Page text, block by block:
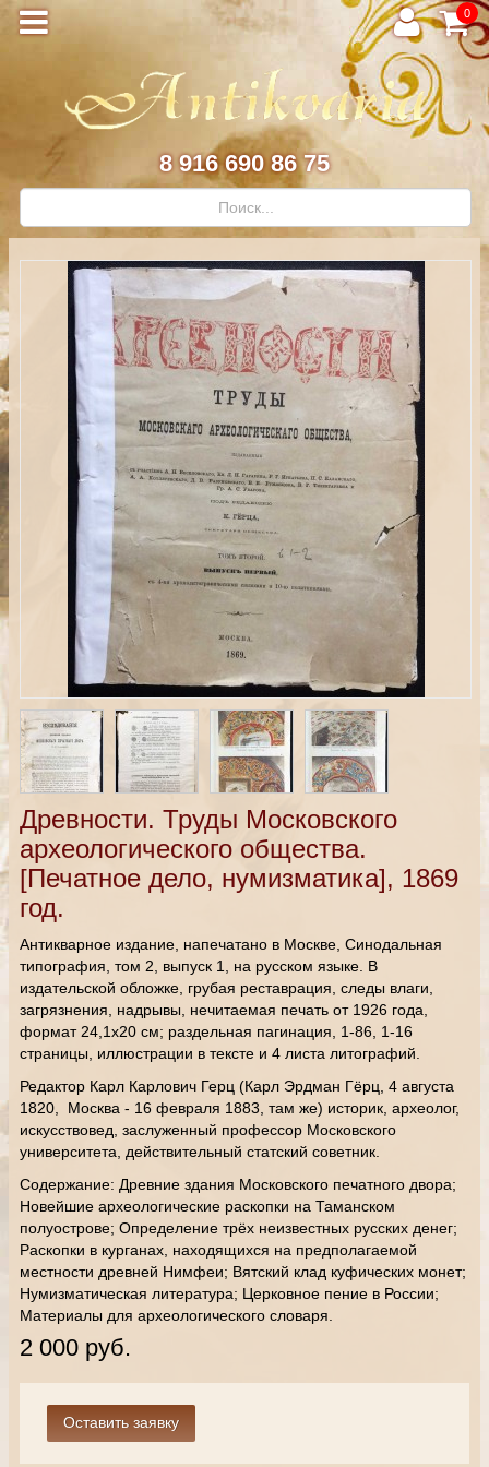
0
8 916 690 86 75
Древности. Труды Московского
археологического общества.
[Печатное дело, нумизматика], 1869
год.
Антикварное издание, напечатано в Москве, Синодальная
типография, том 2, выпуск 1, на русском языке. В
издательской обложке, грубая реставрация, следы влаги,
загрязнения, надрывы, нечитаемая печать от 1926 года,
формат 24,1х20 см; раздельная пагинация, 1-86, 1-16
страницы, иллюстрации в тексте и 4 листа литографий.
Редактор Карл Карлович Герц (Карл Эрдман Гёрц, 4 августа
1820, Москва - 16 февраля 1883, там же) историк, археолог,
искусствовед, заслуженный профессор Московского
университета, действительный статский советник.
Содержание: Древние здания Московского печатного двора;
Новейшие археологические раскопки на Таманском
полуострове; Определение трёх неизвестных русских денег;
Раскопки в курганах, находящихся на предполагаемой
местности древней Нимфеи; Вятский клад куфических монет;
Нумизматическая литература; Церковное пение в России;
Материалы для археологического словаря.
2 000 руб.